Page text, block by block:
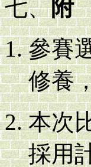
七、
參賽
修養
本次
採用